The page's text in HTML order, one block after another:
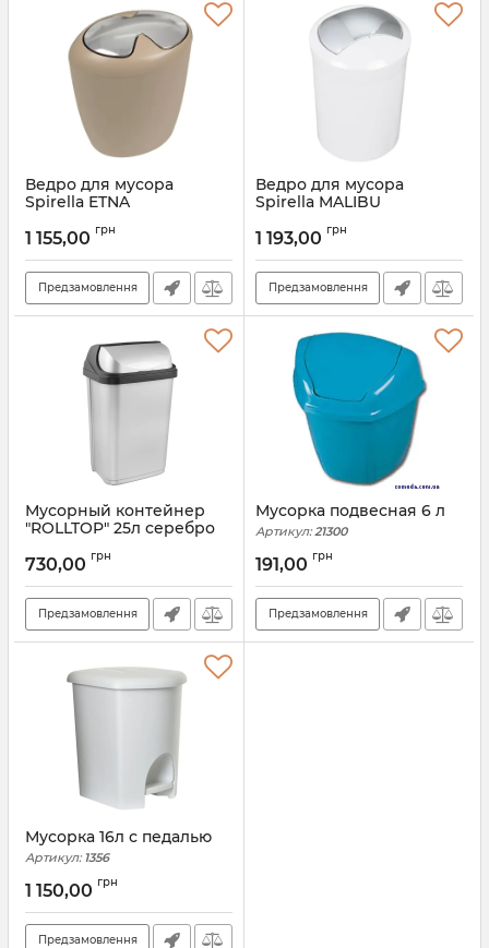
Ведро для мусора
Spirella ETNA
1 155,00 грн
Предзамовлення
Ведро для мусора
Spirella MALIBU
1 193,00 грн
Предзамовлення
Мусорный контейнер
"ROLLTOP" 25л серебро
Артикул: 0454.1
730,00 грн
Предзамовлення
Мусорка подвесная 6 л
Артикул: 21300
191,00 грн
Предзамовлення
Мусорка 16л с педалью
Артикул: 1356
1 150,00 грн
Предзамовлення